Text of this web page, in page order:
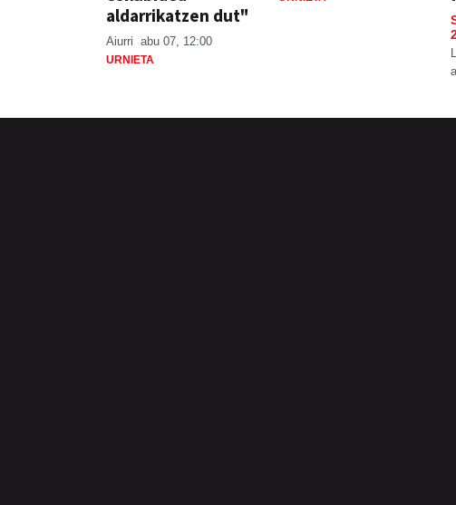
aldarrikatzen dut"
Aiurri abu 07, 12:00
URNIETA